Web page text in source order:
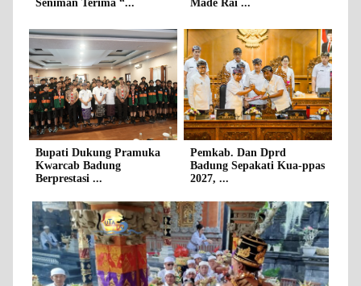
Seniman Terima “...
Made Rai ...
Bupati Dukung Pramuka
Kwarcab Badung
Berprestasi ...
Pemkab. Dan Dprd
Badung Sepakati Kua-ppas
2027, ...